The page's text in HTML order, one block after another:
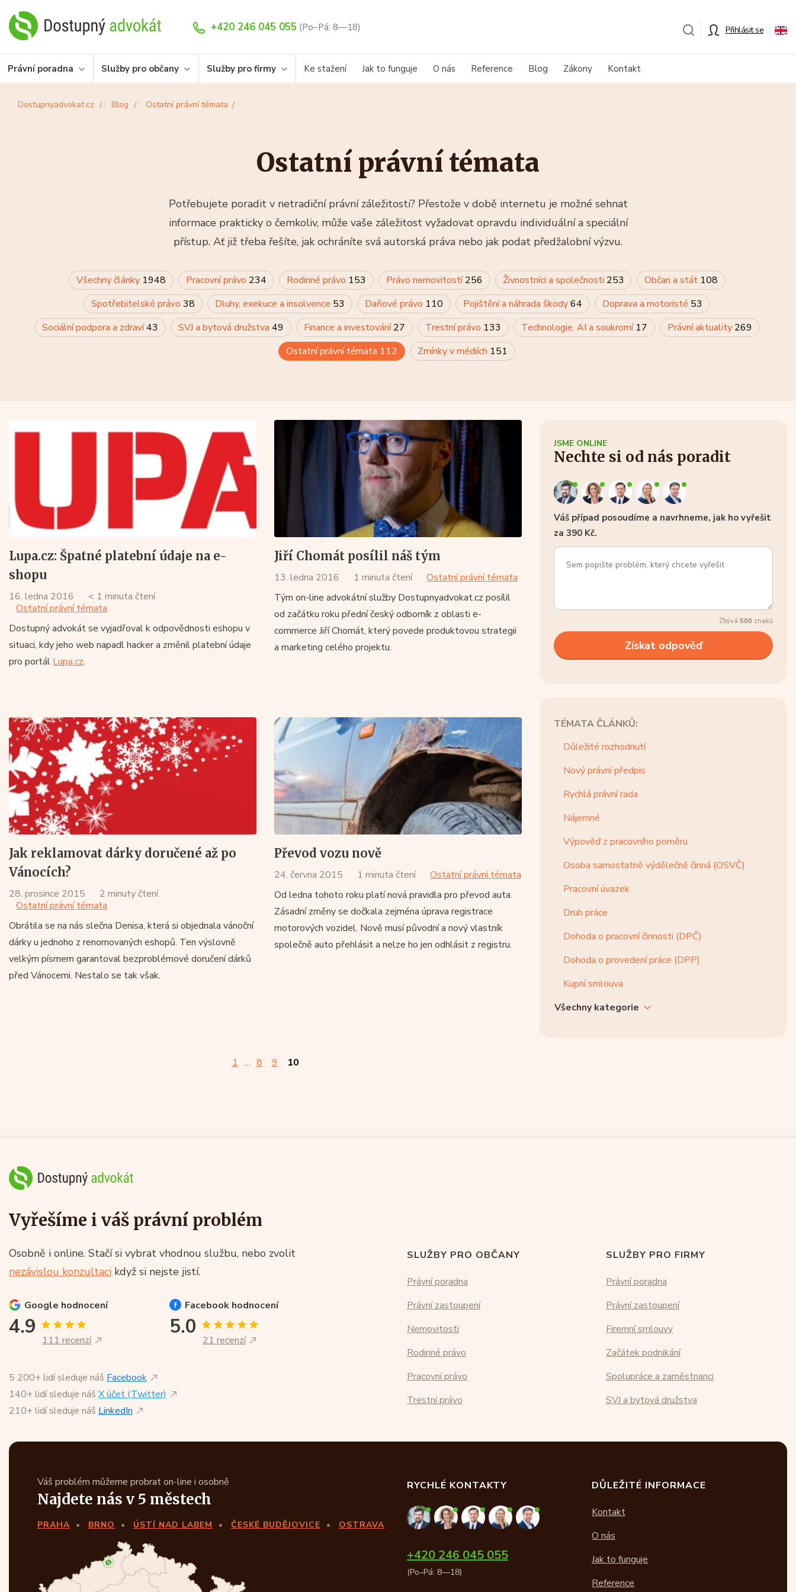
+420 246 045 055 (Po–Pá: 8—18) Přihlásit se
Právní poradna Služby pro občany Služby pro firmy Ke stažení Jak to funguje O nás Reference Blog Zákony Kontakt
Dostupnyadvokat.cz Blog Ostatní právní témata
Ostatní právní témata
Potřebujete poradit v netradiční právní záležitosti? Přestože v době internetu je možné sehnat
informace prakticky o čemkoliv, může vaše záležitost vyžadovat opravdu individuální a speciální
přístup. Ať již třeba řešíte, jak ochráníte svá autorská práva nebo jak podat předžalobní výzvu.
Všechny články 1948 Pracovní právo 234 Rodinné právo 153 Právo nemovitostí256 Živnostníci a společnosti 253 Občan a stát 108
Spotřebitelské právo 38 Dluhy, exekuce a insolvence 53 Daňové právo 110 Pojištění a náhrada škody64 Doprava a motoristé 53
Sociální podpora a zdraví43 SVJ a bytová družstva 49 Finance a investování27 Trestní právo 133 Technologie, AI a soukromí 17 Právní aktuality 269
Ostatní právní témata 112 Zmínky v médiích 151
Lupa.cz: Špatné platební údaje na e-
shopu
16. ledna 2016
< 1 minuta čtení
Ostatní právní témata
Dostupný advokát se vyjadřoval k odpovědnosti eshopu v
situaci, kdy jeho web napadl hacker a změnil platební údaje
pro portál Lupa.cz.
Jiří Chomát posílil náš tým
13. ledna 2016 1 minuta čtení
Ostatní právní témata
Tým on-line advokátní služby Dostupnyadvokat.cz posílil
od začátku roku přední český odborník z oblasti e-
commerce Jiří Chomát, který povede produktovou strategii
a marketing celého projektu.
Jak reklamovat dárky doručené až po
Vánocích?
28. prosince 2015
2 minuty čtení
Ostatní právní témata
Obrátila se na nás slečna Denisa, která si objednala vánoční
dárky u jednoho z renomovaných eshopů. Ten výslovně
velkým písmem garantoval bezproblémové doručení dárků
před Vánocemi. Nestalo se tak však.
Převod vozu nově
24. června 2015 1 minuta čtení
Ostatní právní témata
Od ledna tohoto roku platí nová pravidla pro převod auta.
Zásadní změny se dočkala zejména úprava registrace
motorových vozidel. Nově musí původní a nový vlastník
společně auto přehlásit a nelze ho jen odhlásit z registru.
1 … 8 9 10
JSME ONLINE
Nechte si od nás poradit
Váš případ posoudíme a navrhneme, jak ho vyřešit
za 390 Kč.
Zbývá 500 znaků
TÉMATA ČLÁNKŮ:
Důležité rozhodnutí
Nový právní předpis
Rychlá právní rada
Nájemné
Výpověď z pracovního poměru
Osoba samostatně výdělečně činná (OSVČ)
Pracovní úvazek
Druh práce
Dohoda o pracovní činnosti (DPČ)
Dohoda o provedení práce (DPP)
Kupní smlouva
Všechny kategorie
Vyřešíme i váš právní problém
Osobně i online. Stačí si vybrat vhodnou službu, nebo zvolit
nezávislou konzultaci když si nejste jistí.
Google hodnocení
4.9
111 recenzí
Facebook hodnocení
5.0
21 recenzí
5 200+ lidí sleduje náš Facebook
140+ lidí sleduje náš X účet (Twitter)
210+ lidí sleduje náš LinkedIn
SLUŽBY PRO OBČANY
Právní poradna
Právní zastoupení
Nemovitosti
Rodinné právo
Pracovní právo
Trestní právo
SLUŽBY PRO FIRMY
Právní poradna
Právní zastoupení
Firemní smlouvy
Začátek podnikání
Spolupráce a zaměstnanci
SVJ a bytová družstva
Váš problém můžeme probrat on-line i osobně
Najdete nás v 5 městech
PRAHA BRNO ÚSTÍ NAD LABEM ČESKÉ BUDĚJOVICE OSTRAVA
RYCHLÉ KONTAKTY
+420 246 045 055
(Po–Pá: 8—18)
DŮLEŽITÉ INFORMACE
Kontakt
O nás
Jak to funguje
Reference